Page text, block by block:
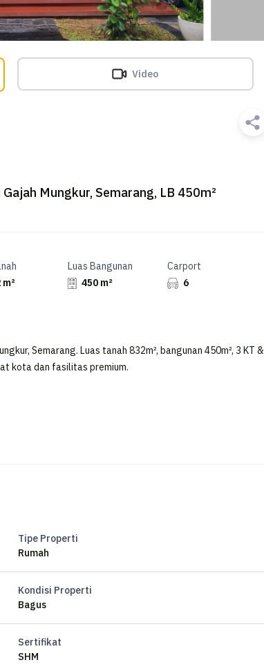
Video
Mungkur, Semarang, LB 450m²
m²
Luas Bangunan
450 m²
Carport
6
Semarang. Luas tanah 832m², bangunan 450m², 3 KT &
kota dan fasilitas premium.
Tipe Properti
Rumah
Kondisi Properti
Bagus
Sertifikat
SHM